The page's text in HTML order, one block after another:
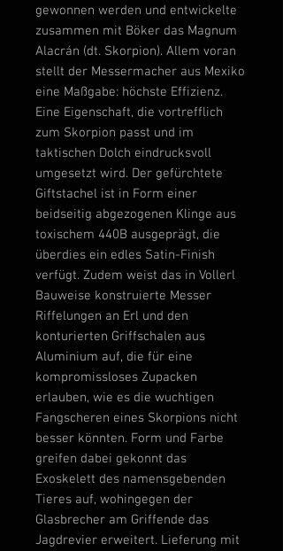
gewonnen werden und entwickelte
zusammen mit Böker das Magnum
Alacrán (dt. Skorpion). Allem voran
stellt der Messermacher aus Mexiko
eine Maßgabe: höchste Effizienz.
Eine Eigenschaft, die vortrefflich
zum Skorpion passt und im
taktischen Dolch eindrucksvoll
umgesetzt wird. Der gefürchtete
Giftstachel ist in Form einer
beidseitig abgezogenen Klinge aus
toxischem 440B ausgeprägt, die
überdies ein edles Satin-Finish
verfügt. Zudem weist das in Vollerl
Bauweise konstruierte Messer
Riffelungen an Erl und den
konturierten Griffschalen aus
Aluminium auf, die für eine
kompromissloses Zupacken
erlauben, wie es die wuchtigen
Fangscheren eines Skorpions nicht
besser könnten. Form und Farbe
greifen dabei gekonnt das
Exoskelett des namensgebenden
Tieres auf, wohingegen der
Glasbrecher am Griffende das
Jagdrevier erweitert. Lieferung mit